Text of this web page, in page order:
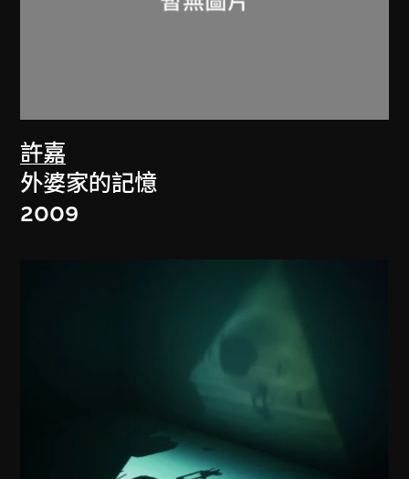
許嘉
外婆家的記憶
2009